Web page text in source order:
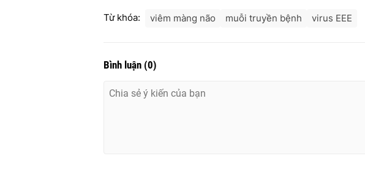
Từ khóa: viêm màng não muỗi truyền bệnh virus EEE
Bình luận (0)